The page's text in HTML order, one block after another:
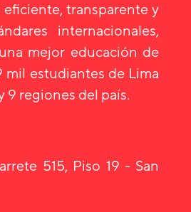
transparente y
internacionales,
mejor educación de
mil estudiantes de Lima
9 regiones del país.
515, Piso 19 - San